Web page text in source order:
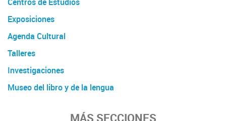
Exposiciones
Agenda Cultural
Talleres
Investigaciones
Museo del libro y de la lengua
MÁS SECCIONES